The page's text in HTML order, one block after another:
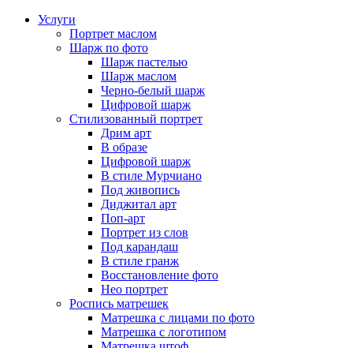
Услуги
Портрет маслом
Шарж по фото
Шарж пастелью
Шарж маслом
Черно-белый шарж
Цифровой шарж
Стилизованный портрет
Дрим арт
В образе
Цифровой шарж
В стиле Мурчиано
Под живопись
Диджитал арт
Поп-арт
Портрет из слов
Под карандаш
В стиле гранж
Восстановление фото
Нео портрет
Роспись матрешек
Матрешка с лицами по фото
Матрешка с логотипом